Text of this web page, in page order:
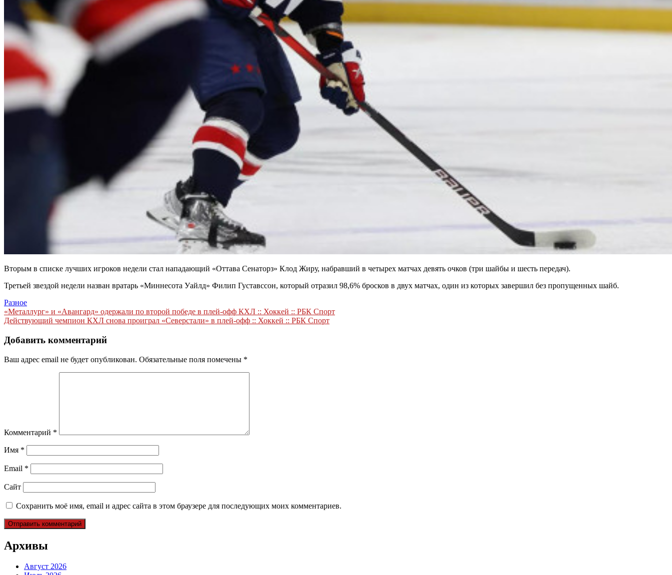
Вторым в списке лучших игроков недели стал нападающий «Оттава Сенаторз» Клод Жиру, набравший в четырех матчах девять очков (три шайбы и шесть передач).
Третьей звездой недели назван вратарь «Миннесота Уайлд» Филип Густавссон, который отразил 98,6% бросков в двух матчах, один из которых завершил без пропущенных шайб.
Разное
Навигация
по
записям
«Металлург» и «Авангард» одержали по второй победе в плей-офф КХЛ :: Хоккей :: РБК Спорт
Действующий чемпион КХЛ снова проиграл «Северстали» в плей-офф :: Хоккей :: РБК Спорт
Добавить комментарий
Ваш адрес email не будет опубликован. Обязательные поля помечены *
Комментарий *
Имя *
Email *
Сайт
Сохранить моё имя, email и адрес сайта в этом браузере для последующих моих комментариев.
Архивы
Август 2026